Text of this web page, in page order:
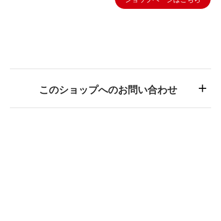
このショップへのお問い合わせ